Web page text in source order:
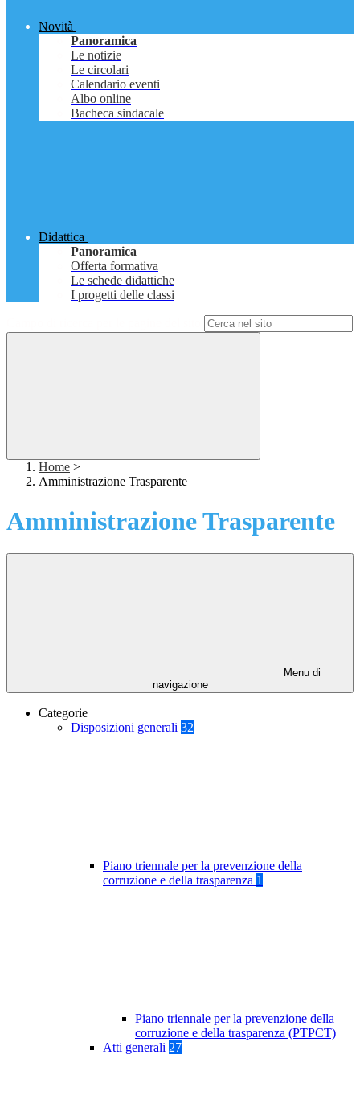
Novità
Panoramica
Le notizie
Le circolari
Calendario eventi
Albo online
Bacheca sindacale
Didattica
Panoramica
Offerta formativa
Le schede didattiche
I progetti delle classi
Home >
Amministrazione Trasparente
Amministrazione Trasparente
Menu di
navigazione
Categorie
Disposizioni generali 32
Piano triennale per la prevenzione della
corruzione e della trasparenza 1
Piano triennale per la prevenzione della
corruzione e della trasparenza (PTPCT)
Atti generali 27